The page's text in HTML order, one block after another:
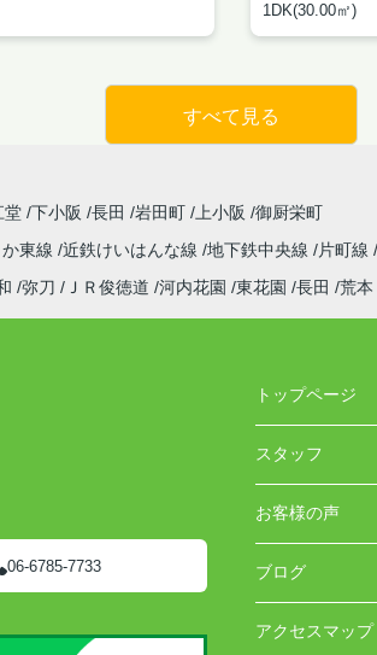
1DK(30.00㎡)
すべて見る
堂 下小阪 長田 岩田町 上小阪
御厨栄町
東線 近鉄けいはんな線 地下鉄中央線 片町線
弥刀 ＪＲ俊徳道 河内花園 東花園 長田 荒本
06-6785-7733
トップページ
スタッフ
お客様の声
ブログ
アクセスマップ